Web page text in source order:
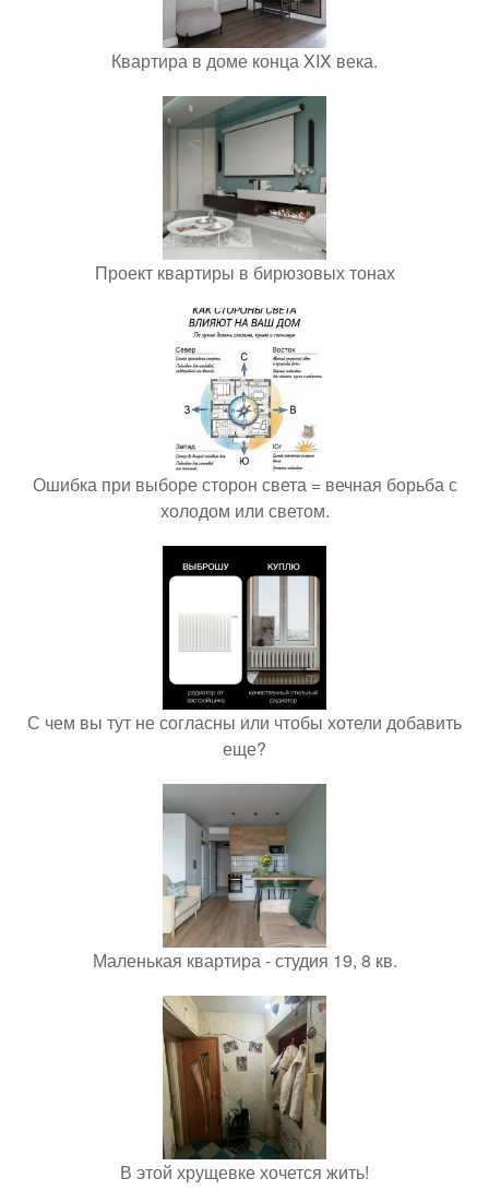
Квартира в доме конца XIX века.
Проект квартиры в бирюзовых тонах
Ошибка при выборе сторон света = вечная борьба с
холодом или светом.
С чем вы тут не согласны или чтобы хотели добавить
еще?
Маленькая квартира - студия 19, 8 кв.
В этой хрущевке хочется жить!